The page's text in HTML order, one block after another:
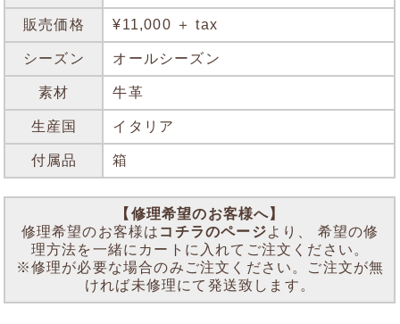
販売価格 ¥11,000 ＋ tax
シーズン オールシーズン
素材 牛革
生産国 イタリア
付属品 箱
【修理希望のお客様へ】
修理希望のお客様は コチラのページより、 希望の修
理方法を一緒にカートに入れてご注文ください。
※修理が必要な場合のみご注文ください。ご注文が無
ければ未修理にて発送致します。